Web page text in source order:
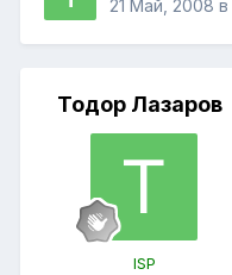
21 Май, 2008 в
Тодор Лазаров
ISP